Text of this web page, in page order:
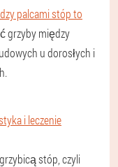
palcami stóp to
grzyby między
u dorosłych i
i leczenie
stóp, czyli